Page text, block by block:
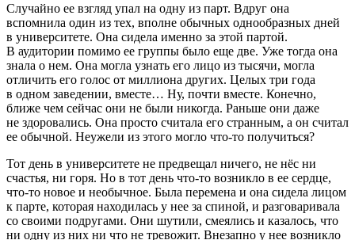
Случайно ее взгляд упал на одну из парт. Вдруг она
вспомнила один из тех, вполне обычных однообразных дней
в университете. Она сидела именно за этой партой.
В аудитории помимо ее группы было еще две. Уже тогда она
знала о нем. Она могла узнать его лицо из тысячи, могла
отличить его голос от миллиона других. Целых три года
в одном заведении, вместе… Ну, почти вместе. Конечно,
ближе чем сейчас они не были никогда. Раньше они даже
не здоровались. Она просто считала его странным, а он считал
ее обычной. Неужели из этого могло что-то получиться?
Тот день в университете не предвещал ничего, не нёс ни
счастья, ни горя. Но в тот день что-то возникло в ее сердце,
что-то новое и необычное. Была перемена и она сидела лицом
к парте, которая находилась у нее за спиной, и разговаривала
со своими подругами. Они шутили, смеялись и казалось, что
ни одну из них ни что не тревожит. Внезапно у нее возникло